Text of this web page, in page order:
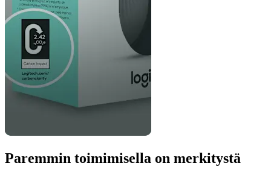
Paremmin toimimisella on merkitystä